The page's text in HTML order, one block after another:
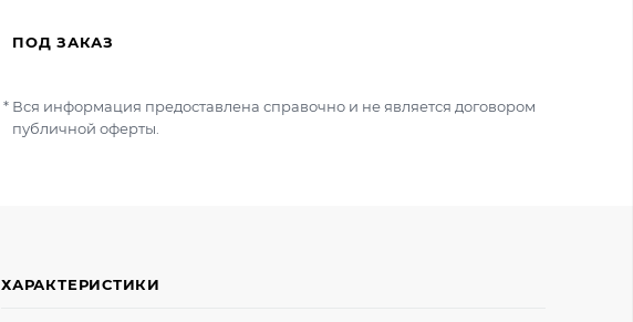
ПОД ЗАКАЗ
Вся информация предоставлена справочно и не является договором
публичной оферты.
ХАРАКТЕРИСТИКИ